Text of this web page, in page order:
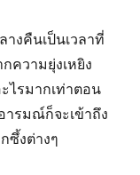
างคืนเป็นเวลาที่
ความยุ่งเหยิง
ไรมากเท่าตอน
ารมณ์ก็จะเข้าถึง
ซึ้งต่างๆ